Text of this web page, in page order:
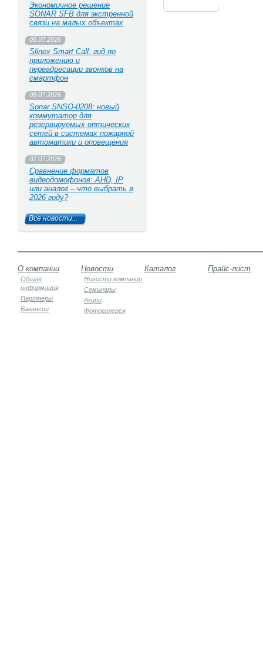
Экономичное решение
SONAR SFB для экстренной
связи на малых объектах
08.07.2026
Slinex Smart Call: гид по
приложению и
переадресации звонков на
смартфон
08.07.2026
Sonar SNSO-0208: новый
коммутатор для
резервируемых оптических
сетей в системах пожарной
автоматики и оповещения
02.07.2026
Сравнение форматов
видеодомофонов: AHD, IP
или аналог – что выбрать в
2026 году?
Все новости...
О компании
Общая
информация
Партнеры
Вакансии
Новости
Новости компании
Семинары
Акции
Фотогалерея
Каталог Прайс-лист